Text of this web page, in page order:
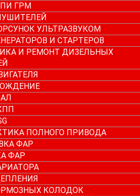
ГРМ
УЛЬТРАЗВУКОМ
И СТАРТЕРОВ
И РЕМОНТ ДИЗЕЛЬНЫХ
ПОЛНОГО ПРИВОДА
ФАР
ФАР
КОЛОДОК